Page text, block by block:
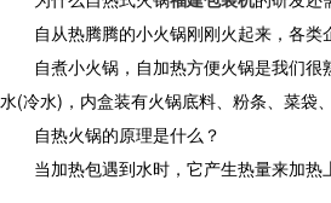
自从热腾腾的小火锅刚刚火起来，各
自煮小火锅，自加热方便火锅是我们
水(冷水)，内盒装有火锅底料、粉条、菜袋
自热火锅的原理是什么？
当加热包遇到水时，它产生热量来加热